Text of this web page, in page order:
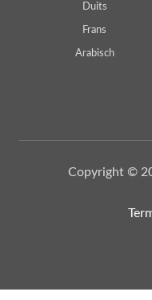
Duits
Frans
Arabisch
Copyright ©